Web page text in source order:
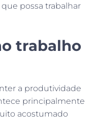
possa trabalhar
trabalho
a produtividade
principalmente
acostumado